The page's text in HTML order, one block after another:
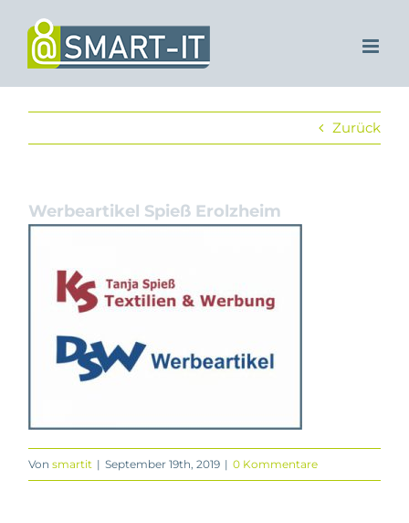
Inhalt
springen
Zurück
Werbeartikel Spieß Erolzheim
Vonsmartit | September 19th, 2019 | 0 Kommentare